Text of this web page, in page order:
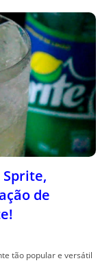
de
tão popular e versátil